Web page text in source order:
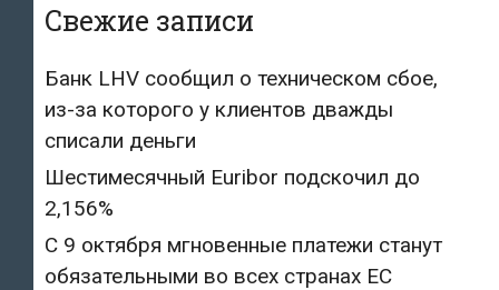
Свежие записи
Банк LHV сообщил о техническом сбое,
из-за которого у клиентов дважды
списали деньги
Шестимесячный Euribor подскочил до
2,156%
С 9 октября мгновенные платежи станут
обязательными во всех странах ЕС